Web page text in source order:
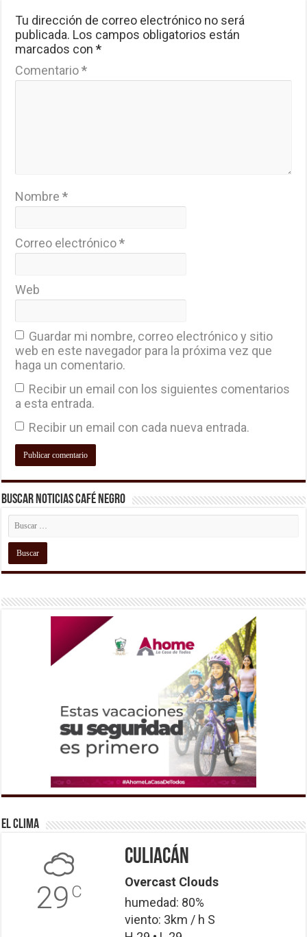
Tu dirección de correo electrónico no será
publicada. Los campos obligatorios están
marcados con*
Comentario*
Nombre*
Correo electrónico*
Web
Guardar mi nombre, correo electrónico y sitio
web en este navegador para la próxima vez que
haga un comentario.
Recibir un email con los siguientes comentarios
a esta entrada.
Recibir un email con cada nueva entrada.
Buscar Noticias Café Negro
El Clima
29 C
Culiacán
Overcast Clouds
humedad: 80%
viento: 3km / h S